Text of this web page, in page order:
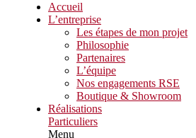
Accueil
L’entreprise
Les étapes de mon projet
Philosophie
Partenaires
L’équipe
Nos engagements RSE
Boutique & Showroom
Réalisations
Particuliers
Menu